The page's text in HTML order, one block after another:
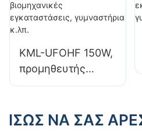
άλλες εφαρμογές
εσωτερικού
φωτισμού.
KML-UFOHF 150W,
προμηθευτής
φωτιστικών LED
για εσωτερικό
ΊΣΩΣ ΝΑ ΣΑΣ